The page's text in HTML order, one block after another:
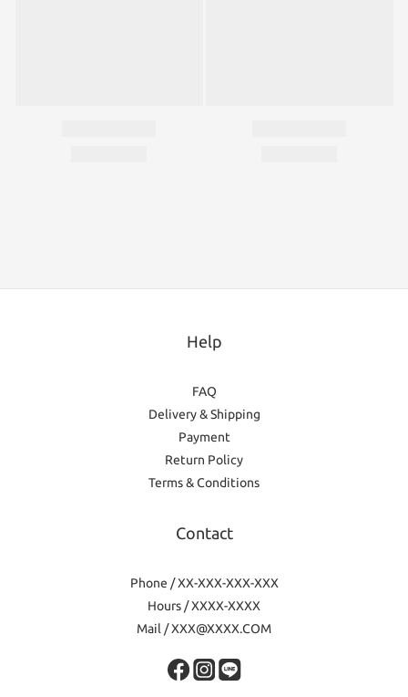
Help
FAQ
Delivery & Shipping
Payment
Return Policy
Terms & Conditions
Contact
Phone / XX-XXX-XXX-XXX
Hours / XXXX-XXXX
Mail / XXX@XXXX.COM